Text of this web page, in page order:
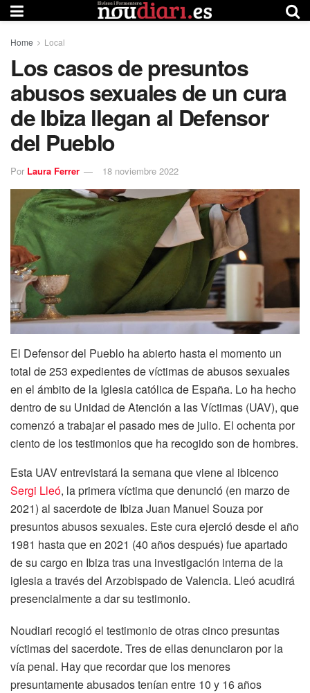
Home Local
Los casos de presuntos
abusos sexuales de un cura
de Ibiza llegan al Defensor
del Pueblo
Por Laura Ferrer 18 noviembre 2022
El Defensor del Pueblo ha abierto hasta el momento un
total de 253 expedientes de víctimas de abusos sexuales
en el ámbito de la Iglesia católica de España. Lo ha hecho
dentro de su Unidad de Atención a las Víctimas (UAV), que
comenzó a trabajar el pasado mes de julio. El ochenta por
ciento de los testimonios que ha recogido son de hombres.
Esta UAV entrevistará la semana que viene al ibicenco
Sergi Lleó, la primera víctima que denunció (en marzo de
2021) al sacerdote de Ibiza Juan Manuel Souza por
presuntos abusos sexuales. Este cura ejerció desde el año
1981 hasta que en 2021 (40 años después) fue apartado
de su cargo en Ibiza tras una investigación interna de la
iglesia a través del Arzobispado de Valencia. Lleó acudirá
presencialmente a dar su testimonio.
Noudiari recogió el testimonio de otras cinco presuntas
víctimas del sacerdote. Tres de ellas denunciaron por la
vía penal. Hay que recordar que los menores
presuntamente abusados tenían entre 10 y 16 años